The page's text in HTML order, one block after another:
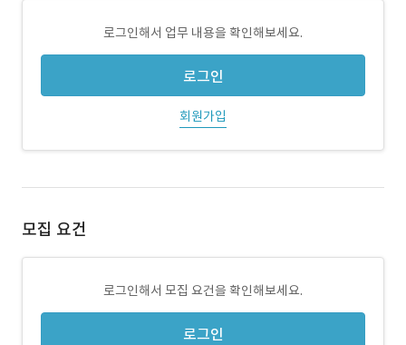
로그인해서 업무 내용을 확인해보세요.
로그인
회원가입
모집 요건
로그인해서 모집 요건을 확인해보세요.
로그인